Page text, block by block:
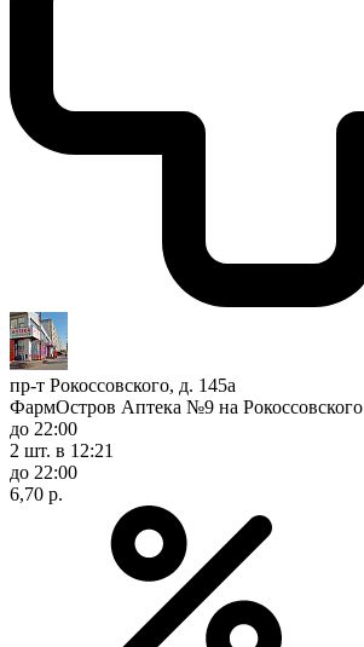
пр-т Рокоссовского, д. 145а
ФармОстров Аптека №9 на Рокоссовского
до 22:00
2 шт. в 12:21
до 22:00
6,70 р.